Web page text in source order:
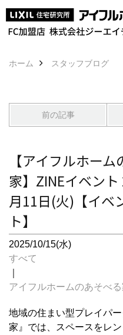
ホーム スタッフブログ
前の記事
【アイフルホー
家】ZINEイベン
月11日(火)【イベ
ト】
2025/10/15(水)
すべて
アイフルホームのあそべる
地域の住まい型プレイパ
家』では、スペースをレ